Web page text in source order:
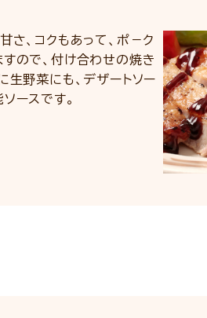
さ、コクもあって、ポ－ク
ので、付け合わせの焼き
生野菜にも、デザートソー
ースです。